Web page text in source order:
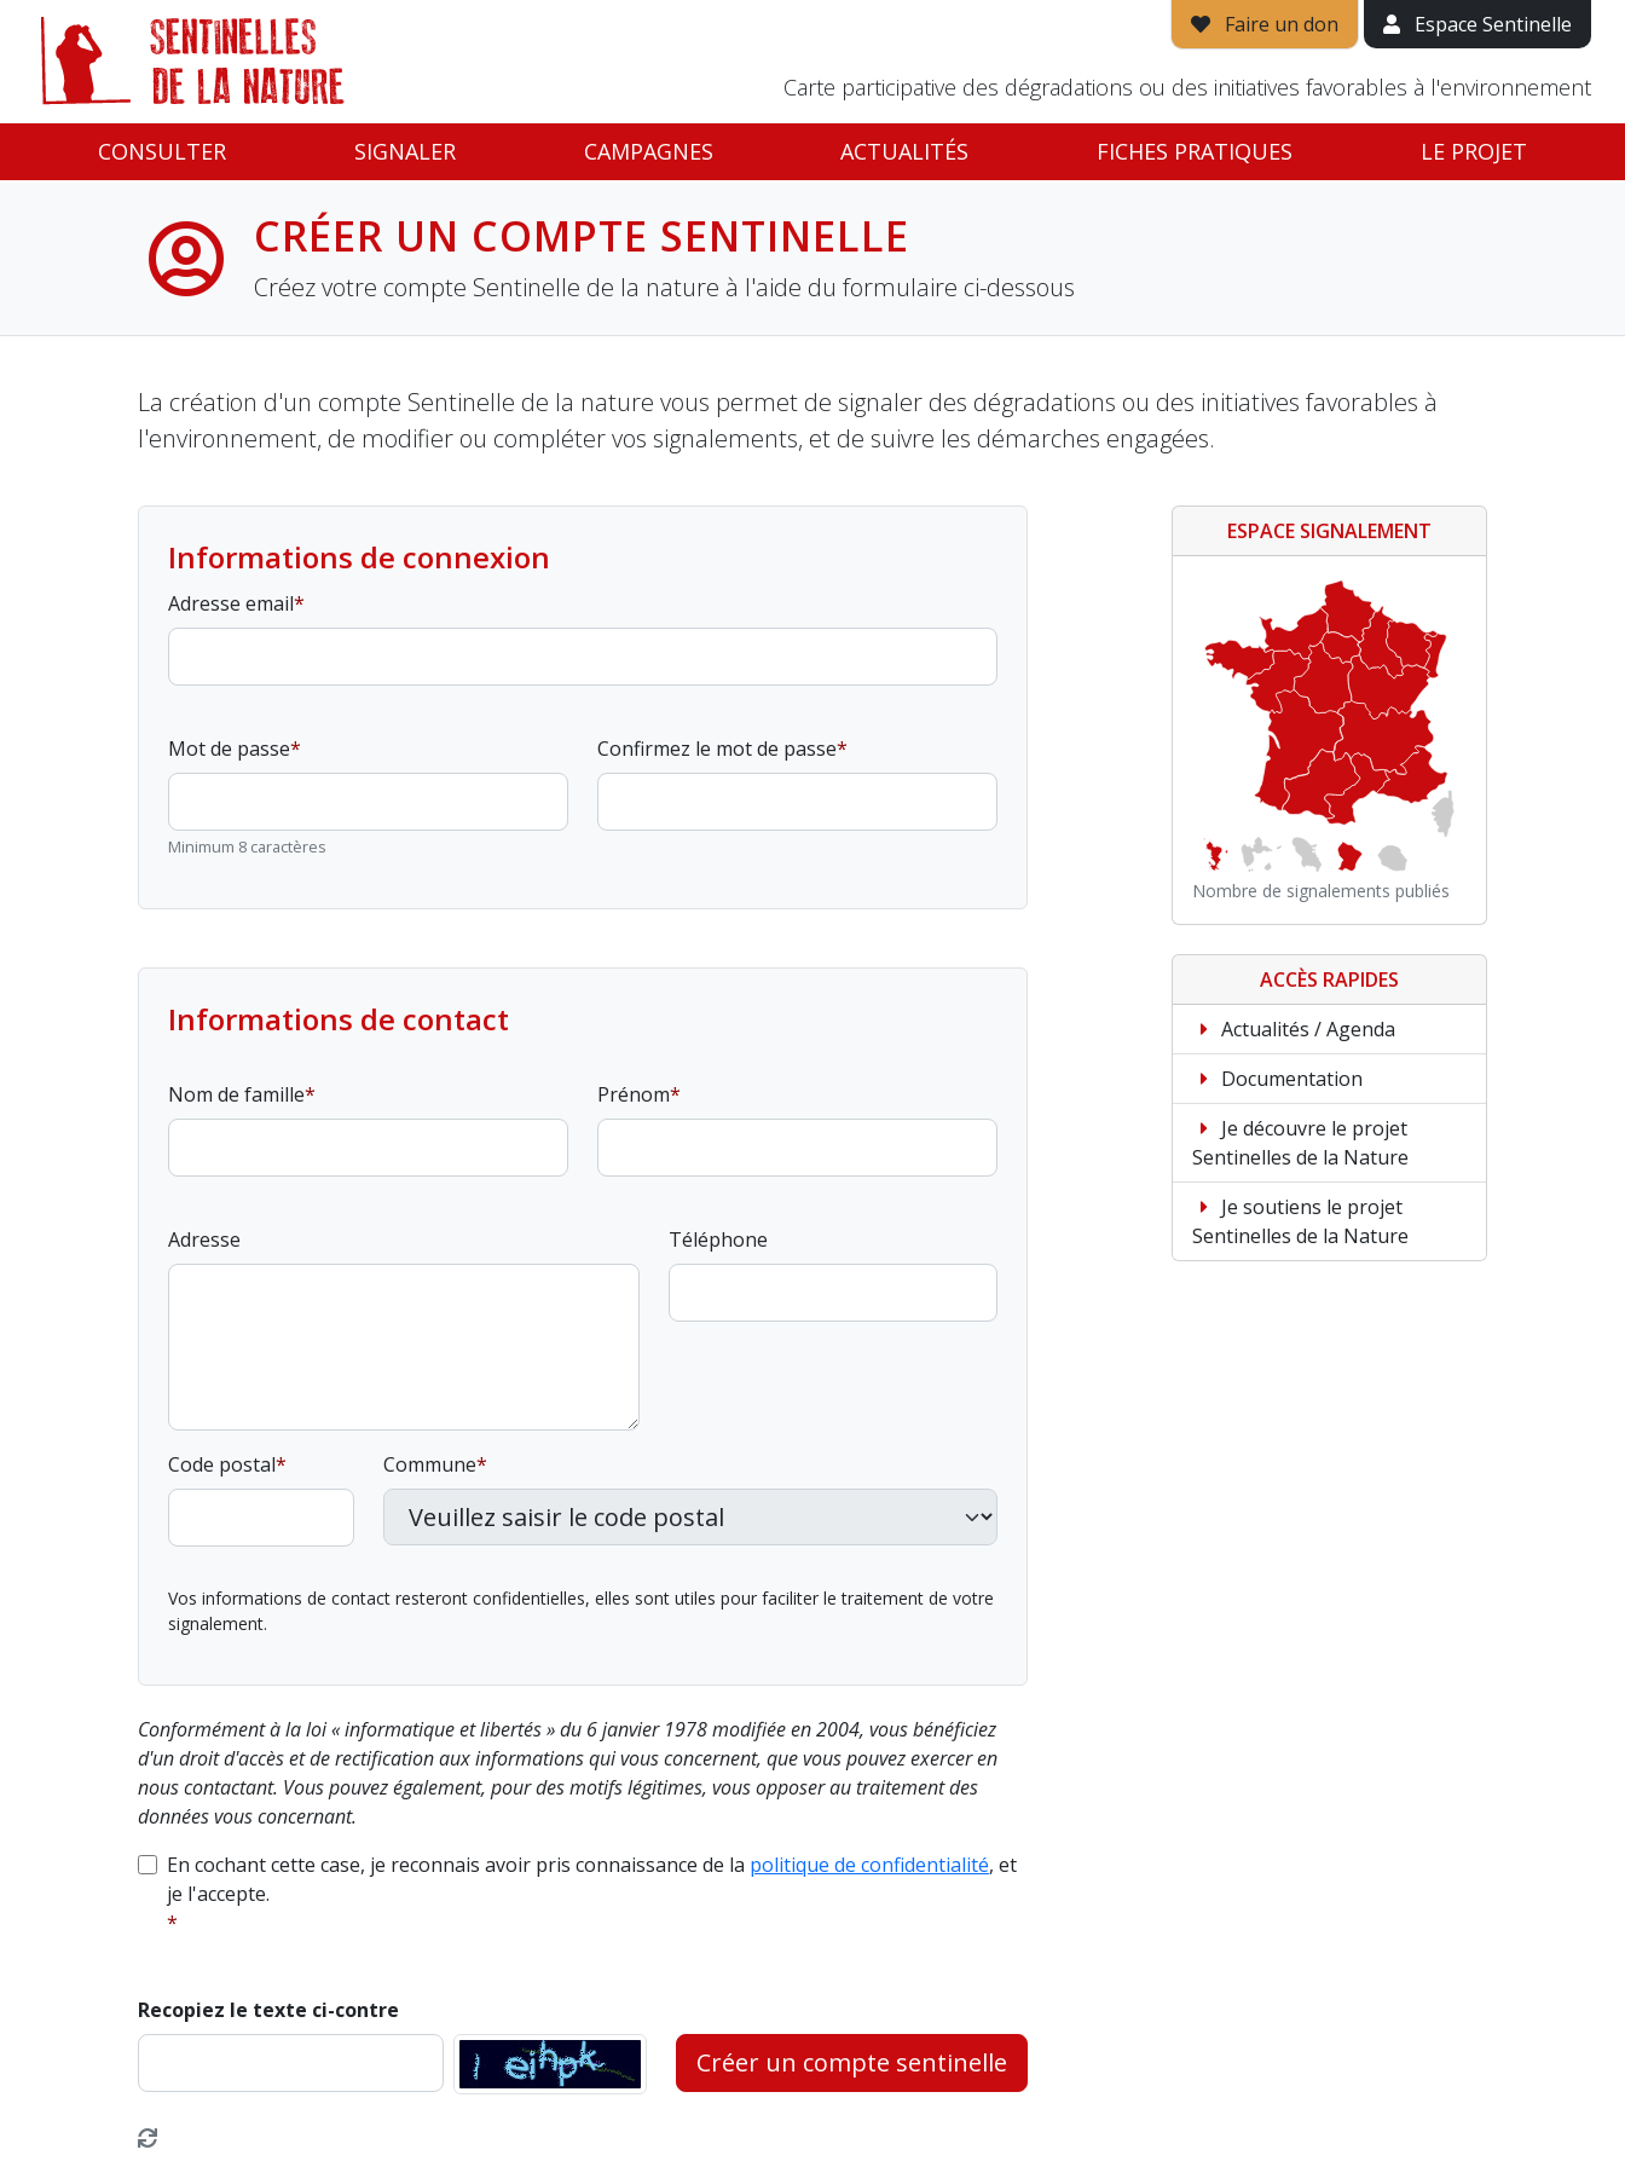
Faire un don Espace Sentinelle
Carte participative des dégradations ou des initiatives favorables à l'environnement
CONSULTER SIGNALER CAMPAGNES ACTUALITÉS FICHES PRATIQUES LE PROJET
CRÉER UN COMPTE SENTINELLE
Créez votre compte Sentinelle de la nature à l'aide du formulaire ci-dessous
La création d'un compte Sentinelle de la nature vous permet de signaler des dégradations ou des initiatives favorables à
l'environnement, de modifier ou compléter vos signalements, et de suivre les démarches engagées.
Informations de connexion
Adresse email
Mot de passe
Minimum 8 caractères
Confirmez le mot de passe
Informations de contact
Nom de famille Prénom
Adresse Téléphone
Code postal Commune
Vos informations de contact resteront confidentielles, elles sont utiles pour faciliter le traitement de votre
signalement.
Conformément à la loi « informatique et libertés » du 6 janvier 1978 modifiée en 2004, vous bénéficiez
d'un droit d'accès et de rectification aux informations qui vous concernent, que vous pouvez exercer en
nous contactant. Vous pouvez également, pour des motifs légitimes, vous opposer au traitement des
données vous concernant.
En cochant cette case, je reconnais avoir pris connaissance de la politique de confidentialité, et
je l'accepte.
Recopiez le texte ci-contre
Créer un compte sentinelle
ESPACE SIGNALEMENT
Nombre de signalements publiés
ACCÈS RAPIDES
Actualités / Agenda
Documentation
Je découvre le projet
Sentinelles de la Nature
Je soutiens le projet
Sentinelles de la Nature
Panneau de gestion des cookies